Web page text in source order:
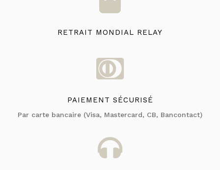
RETRAIT MONDIAL RELAY

PAIEMENT SÉCURISÉ
Par carte bancaire (Visa, Mastercard, CB, Bancontact)
